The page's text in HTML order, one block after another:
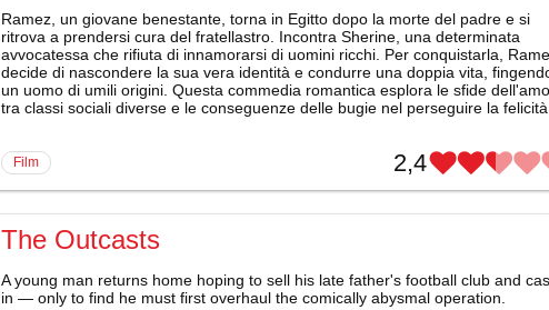
Ramez, un giovane benestante, torna in Egitto dopo la morte del padre e si
ritrova a prendersi cura del fratellastro. Incontra Sherine, una determinata
avvocatessa che rifiuta di innamorarsi di uomini ricchi. Per conquistarla,
decide di nascondere la sua vera identità e condurre una doppia vita,
un uomo di umili origini. Questa commedia romantica esplora le sfide
tra classi sociali diverse e le conseguenze delle bugie nel perseguire la
film 2,4
The Outcasts
A young man returns home hoping to sell his late father's football club and
in — only to find he must first overhaul the comically abysmal operation.